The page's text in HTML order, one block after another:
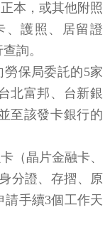
本，或其他附照
、護照、居留證
詢。
勞保局委託的5家
北富邦、台新銀
至該發卡銀行的
（晶片金融卡、
分證、存摺、原
請手續3個工作天